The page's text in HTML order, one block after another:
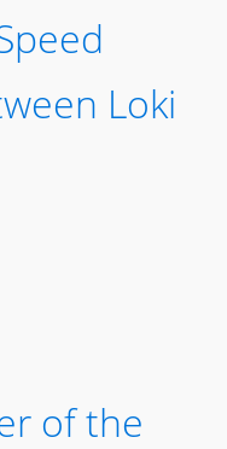
Loki
of the